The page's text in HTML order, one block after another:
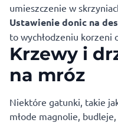
umieszczenie w
Ustawienie donic na
to wychłodzeniu korzeni
Krzewy i
na mróz
Niektóre gatunki, takie
młode magnolie,